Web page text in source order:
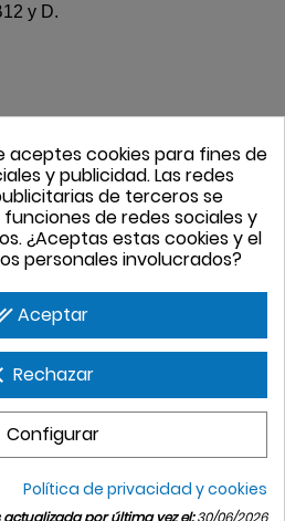
y D.
EN
Puntilla Sin Pluma
aceptes cookies para fines de
y publicidad. Las redes
de terceros se
de redes sociales y
¿Aceptas estas cookies y el
personales involucrados?
Aceptar
Rechazar
Configurar
Política de privacidad y cookies
por última vez el:30/06/2026